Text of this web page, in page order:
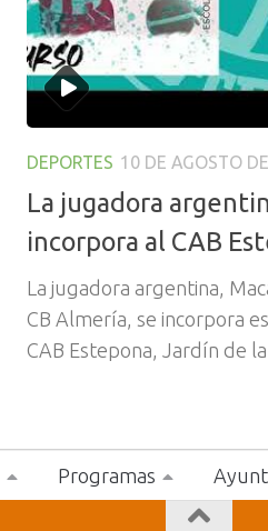
DEPORTES 10 DE AGOSTO
La jugadora
incorpora al CAB
La jugadora argentina,
CB Almería, se incorpora
CAB Estepona, Jardín de
Programas